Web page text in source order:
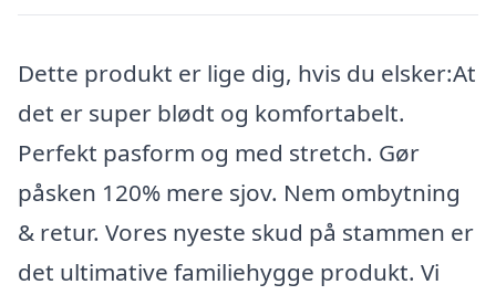
Dette produkt er lige dig, hvis du elsker:At
det er super blødt og komfortabelt.
Perfekt pasform og med stretch. Gør
påsken 120% mere sjov. Nem ombytning
& retur. Vores nyeste skud på stammen er
det ultimative familiehygge produkt. Vi